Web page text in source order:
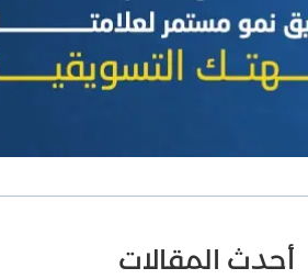
أحدث المقالات